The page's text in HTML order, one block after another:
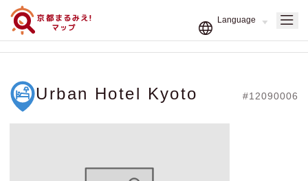
Urban Hotel Kyoto #12090006